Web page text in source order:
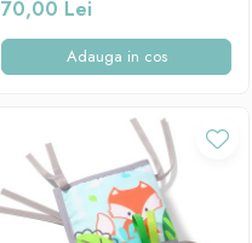
70,00 Lei
Adauga in cos